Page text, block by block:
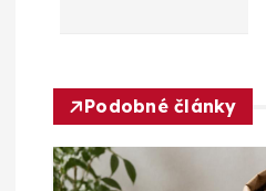
c
e
Podobné články